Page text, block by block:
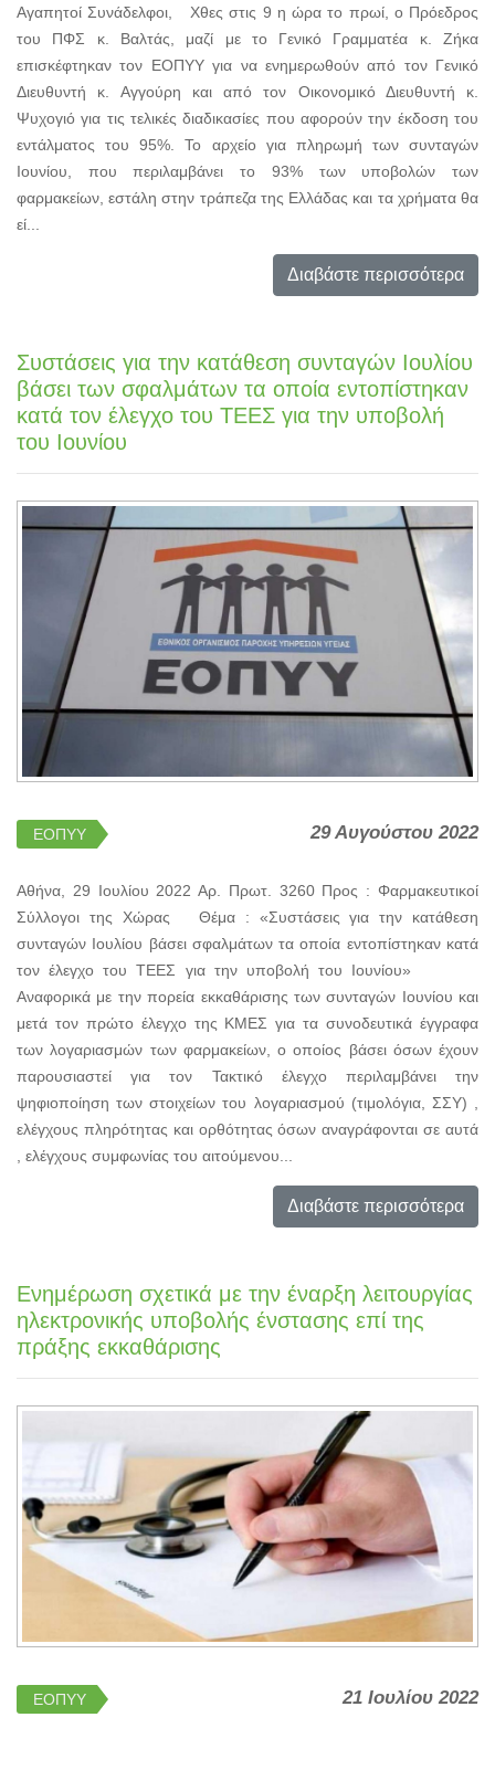
Αγαπητοί Συνάδελφοι, Χθες στις 9 η ώρα το πρωί, ο Πρόεδρος
του ΠΦΣ κ. Βαλτάς, μαζί με το Γενικό Γραμματέα κ. Ζήκα
επισκέφτηκαν τον ΕΟΠΥΥ για να ενημερωθούν από τον Γενικό
Διευθυντή κ. Αγγούρη και από τον Οικονομικό Διευθυντή κ.
Ψυχογιό για τις τελικές διαδικασίες που αφορούν την έκδοση του
εντάλματος του 95%. Το αρχείο για πληρωμή των συνταγών
Ιουνίου, που περιλαμβάνει το 93% των υποβολών των
φαρμακείων, εστάλη στην τράπεζα της Ελλάδας και τα χρήματα θα
εί...
Διαβάστε περισσότερα
Συστάσεις για την κατάθεση συνταγών Ιουλίου
βάσει των σφαλμάτων τα οποία εντοπίστηκαν
κατά τον έλεγχο του ΤΕΕΣ για την υποβολή
του Ιουνίου
ΕΟΠΥΥ 29 Αυγούστου 2022
Αθήνα, 29 Ιουλίου 2022 Αρ. Πρωτ. 3260 Προς : Φαρμακευτικοί
Σύλλογοι της Χώρας Θέμα : «Συστάσεις για την κατάθεση
συνταγών Ιουλίου βάσει σφαλμάτων τα οποία εντοπίστηκαν κατά
τον έλεγχο του ΤΕΕΣ για την υποβολή του Ιουνίου»
Αναφορικά με την πορεία εκκαθάρισης των συνταγών Ιουνίου και
μετά τον πρώτο έλεγχο της ΚΜΕΣ για τα συνοδευτικά έγγραφα
των λογαριασμών των φαρμακείων, ο οποίος βάσει όσων έχουν
παρουσιαστεί για τον Τακτικό έλεγχο περιλαμβάνει την
ψηφιοποίηση των στοιχείων του λογαριασμού (τιμολόγια, ΣΣΥ) ,
ελέγχους πληρότητας και ορθότητας όσων αναγράφονται σε αυτά
, ελέγχους συμφωνίας του αιτούμενου...
Διαβάστε περισσότερα
Ενημέρωση σχετικά με την έναρξη λειτουργίας
ηλεκτρονικής υποβολής ένστασης επί της
πράξης εκκαθάρισης
ΕΟΠΥΥ 21 Ιουλίου 2022